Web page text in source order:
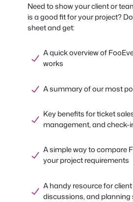
Need to show your client or
is a good fit for your project?
sheet and get:
A quick overview of
works
A summary of our most
Key benefits for ticket
management, and check-
A simple way to compare
your project requirements
A handy resource for
discussions, and planning